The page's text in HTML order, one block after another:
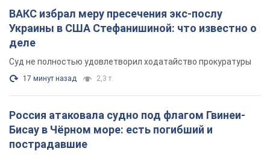
ВАКС избрал меру пресечения экс-послу
Украины в США Стефанишиной: что известно о
деле
Суд не полностью удовлетворил ходатайство прокуратуры
17 минут назад 2,3 т.
Россия атаковала судно под флагом Гвинеи-
Бисау в Чёрном море: есть погибший и
пострадавшие